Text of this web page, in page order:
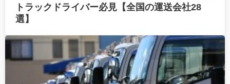
トラックドライバー必見【全国の運送会社28
選】